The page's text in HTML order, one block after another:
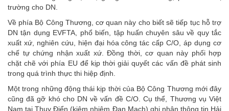
trường cho DN.
Về phía Bộ Công Thương, cơ quan này cho biết sẽ tiếp tục hỗ trợ
DN tận dụng EVFTA, phổ biến, tập huấn chuyên sâu về quy tắc
xuất xứ, nghiên cứu, hiện đại hóa công tác cấp C/O, áp dụng cơ
chế tự chứng nhận xuất xứ. Đồng thời, cơ quan này phối hợp
chặt chẽ với phía EU để kịp thời giải quyết các vấn đề phát sinh
trong quá trình thực thi hiệp định.
Một trong những động thái kịp thời của Bộ Công Thương mới đây
cũng đã gỡ khó cho DN về vấn đề C/O. Cụ thể, Thương vụ Việt
Nam tại Thụy Điển (kiêm nhiệm Đan Mạch) ghi nhận thông tin Hải